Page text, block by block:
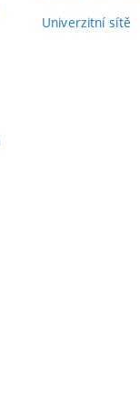
Univerzitní sítě